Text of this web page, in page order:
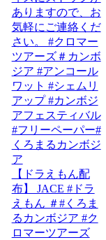
【ドラえもん配
布】 JACE #ドラ
えもん ＃#くろま
るカンボジア #ク
ロマーツアーズ